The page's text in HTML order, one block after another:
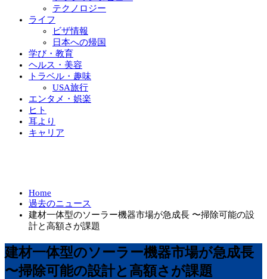
テクノロジー
ライフ
ビザ情報
日本への帰国
学び・教育
ヘルス・美容
トラベル・趣味
USA旅行
エンタメ・娯楽
ヒト
耳より
キャリア
Home
過去のニュース
建材一体型のソーラー機器市場が急成長 〜掃除可能の設
計と高額さが課題
建材一体型のソーラー機器市場が急成長
〜掃除可能の設計と高額さが課題